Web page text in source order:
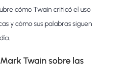
cómo Twain criticó el uso
y cómo sus palabras siguen
Twain sobre las